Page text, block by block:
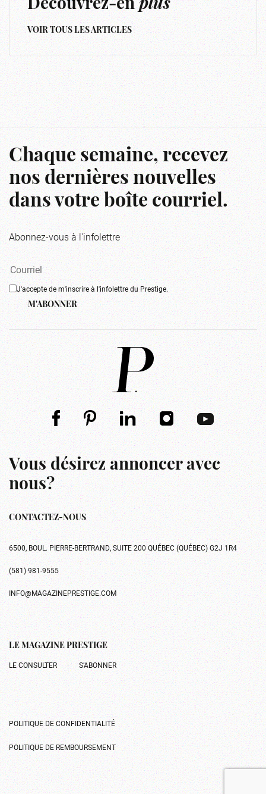
Découvrez-enplus
VOIR TOUS LES ARTICLES
Chaque semaine, recevez
nos dernières nouvelles
dans votre boîte courriel.
Abonnez-vous à l'infolettre
J'accepte de m'inscrire à l'infolettre du Prestige.
M'ABONNER
Vous désirez annoncer avec
nous?
CONTACTEZ-NOUS
6500, BOUL. PIERRE-BERTRAND, SUITE 200 QUÉBEC (QUÉBEC) G2J 1R4
(581) 981-9555
INFO@MAGAZINEPRESTIGE.COM
LE MAGAZINE PRESTIGE
LE CONSULTER S’ABONNER
POLITIQUE DE CONFIDENTIALITÉ
POLITIQUE DE REMBOURSEMENT